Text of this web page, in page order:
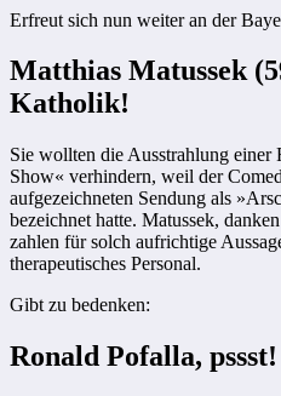
Erfreut sich nun weiter an der
Matthias Matussek
Katholik!
Sie wollten die Ausstrahlung
Show« verhindern, weil der
aufgezeichneten Sendung als
bezeichnet hatte. Matussek,
zahlen für solch aufrichtige
therapeutisches Personal.
Gibt zu bedenken:
Ronald Pofalla, pssst!